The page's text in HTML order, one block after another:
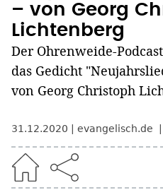
– von Georg
Lichtenberg
Der Ohrenweide-
das Gedicht
von Georg Christoph
31.12.2020 evangelisch.de